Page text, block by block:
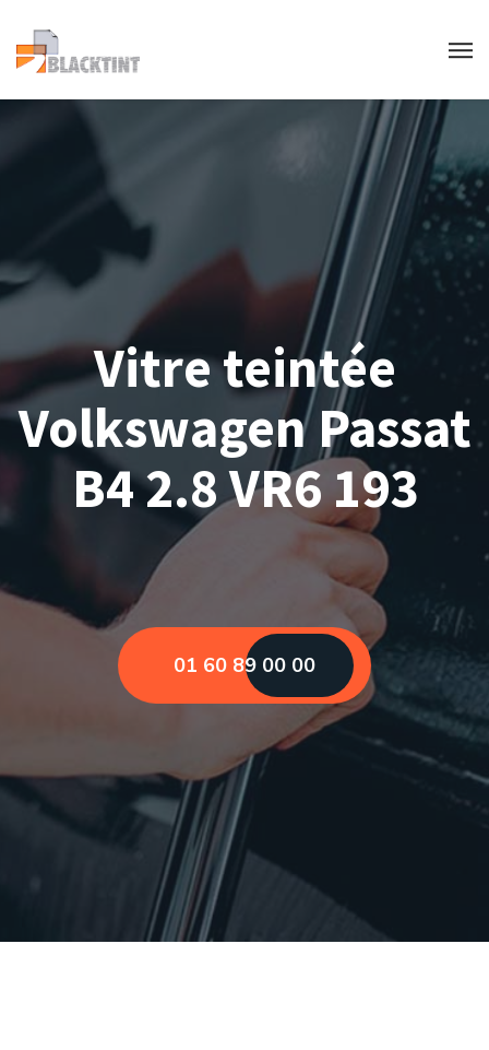
Vitre teintée
Volkswagen Passat
B4 2.8 VR6 193
01 60 89 00 00